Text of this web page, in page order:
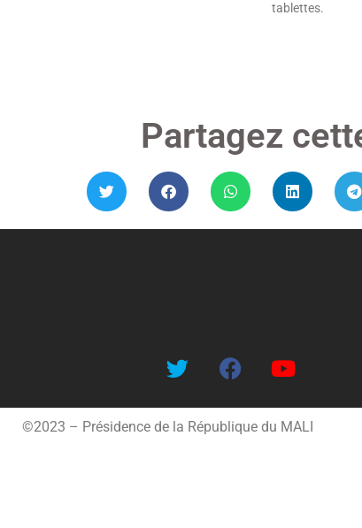
tablettes.
Partagez
©2023 – Présidence de la République du MALI